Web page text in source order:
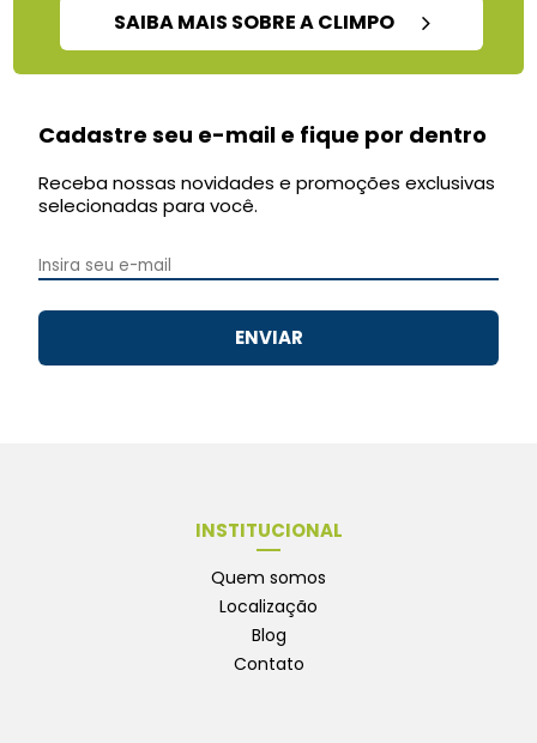
SAIBA MAIS SOBRE A CLIMPO
Cadastre seu e-mail e fique por dentro
Receba nossas novidades e promoções exclusivas
selecionadas para você.
ENVIAR
INSTITUCIONAL
Quem somos
Localização
Blog
Contato